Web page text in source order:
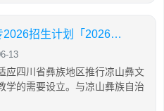
四川省彝文学校五年制大专2026招生计划「2026年更新」
13
应四川省彝族地区推行凉山彝文
学的需要设立。与凉山彝族自治